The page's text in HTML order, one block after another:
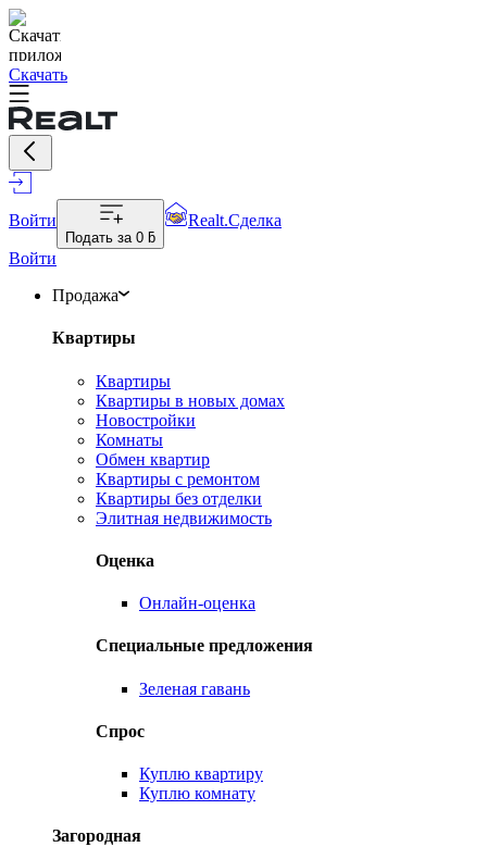
Скачать
Войти
Подать за 0 ƃ
Realt.Сделка
Войти
Продажа
Квартиры
Квартиры
Квартиры в новых домах
Новостройки
Комнаты
Обмен квартир
Квартиры с ремонтом
Квартиры без отделки
Элитная недвижимость
Оценка
Онлайн-оценка
Специальные предложения
Зеленая гавань
Спрос
Куплю квартиру
Куплю комнату
Загородная